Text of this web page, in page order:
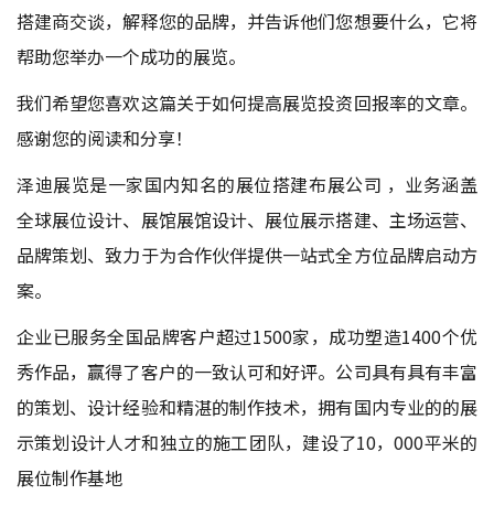
搭建商交谈，解释您的品牌，并告诉他们您想要什么，它将
帮助您举办一个成功的展览。
我们希望您喜欢这篇关于如何提高展览投资回报率的文章。
感谢您的阅读和分享！
泽迪展览是一家国内知名的展位搭建布展公司 ，业务涵盖
全球展位设计、展馆展馆设计、展位展示搭建、主场运营、
品牌策划、致力于为合作伙伴提供一站式全方位品牌启动方
案。
企业已服务全国品牌客户超过1500家，成功塑造1400个优
秀作品，赢得了客户的一致认可和好评。公司具有具有丰富
的策划、设计经验和精湛的制作技术，拥有国内专业的的展
示策划设计人才和独立的施工团队，建设了10，000平米的
展位制作基地